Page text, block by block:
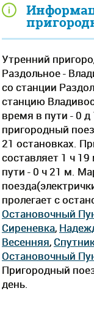
Утренний
Раздольное -
со станции
станцию
время в пути - 0
пригородный
21 остановках.
составляет 1 ч
пути - 0 ч 21 м.
пролегает c
Остановочный
Сиреневка,
Весенняя,
Остановочный
Пригородный
день.